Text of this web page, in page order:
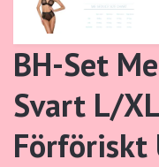
BH-Set
Svart L/
Förföriskt